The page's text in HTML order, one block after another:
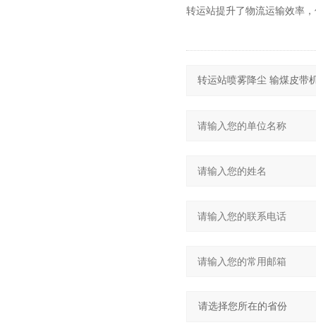
转运站提升了物流运输效率